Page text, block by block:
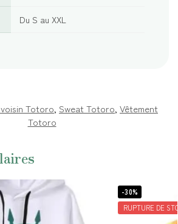
Du S au XXL
Totoro, Sweat Totoro, Vêtement
Totoro
-30%
RUPTURE DE